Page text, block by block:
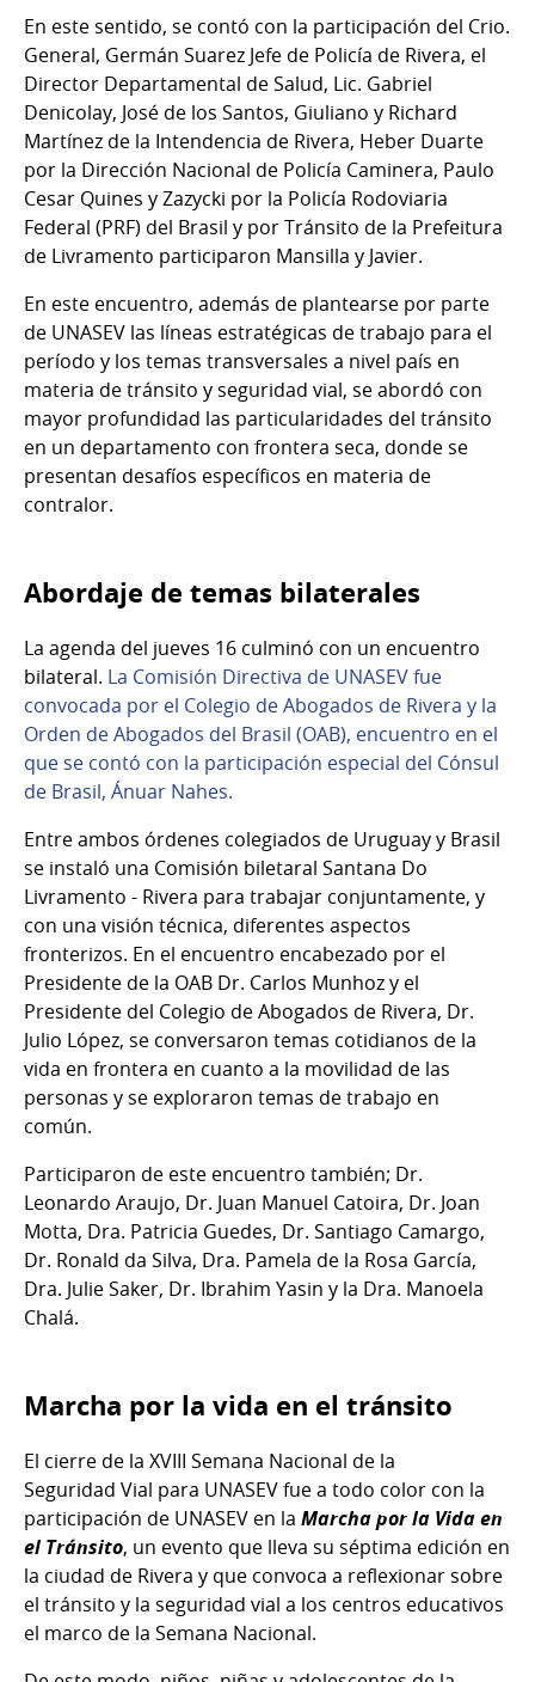
En este sentido, se contó con la participación del Crio.
General, Germán Suarez Jefe de Policía de Rivera, el
Director Departamental de Salud, Lic. Gabriel
Denicolay, José de los Santos, Giuliano y Richard
Martínez de la Intendencia de Rivera, Heber Duarte
por la Dirección Nacional de Policía Caminera, Paulo
Cesar Quines y Zazycki por la Policía Rodoviaria
Federal (PRF) del Brasil y por Tránsito de la Prefeitura
de Livramento participaron Mansilla y Javier.
En este encuentro, además de plantearse por parte
de UNASEV las líneas estratégicas de trabajo para el
período y los temas transversales a nivel país en
materia de tránsito y seguridad vial, se abordó con
mayor profundidad las particularidades del tránsito
en un departamento con frontera seca, donde se
presentan desafíos específicos en materia de
contralor.
Abordaje de temas bilaterales
La agenda del jueves 16 culminó con un encuentro
bilateral. La Comisión Directiva de UNASEV fue
convocada por el Colegio de Abogados de Rivera y la
Orden de Abogados del Brasil (OAB), encuentro en el
que se contó con la participación especial del Cónsul
de Brasil, Ánuar Nahes.
Entre ambos órdenes colegiados de Uruguay y Brasil
se instaló una Comisión biletaral Santana Do
Livramento - Rivera para trabajar conjuntamente, y
con una visión técnica, diferentes aspectos
fronterizos. En el encuentro encabezado por el
Presidente de la OAB Dr. Carlos Munhoz y el
Presidente del Colegio de Abogados de Rivera, Dr.
Julio López, se conversaron temas cotidianos de la
vida en frontera en cuanto a la movilidad de las
personas y se exploraron temas de trabajo en
común.
Participaron de este encuentro también; ⁠Dr.
Leonardo Araujo, Dr. Juan Manuel Catoira, Dr. Joan
Motta, Dra. Patricia Guedes, ⁠Dr. Santiago Camargo,
Dr. Ronald da Silva, Dra. Pamela de la Rosa García,
Dra. Julie Saker, Dr. Ibrahim Yasin y la ⁠Dra. Manoela
Chalá.
Marcha por la vida en el tránsito
El cierre de la XVIII Semana Nacional de la
Seguridad Vial para UNASEV fue a todo color con la
participación de UNASEV en la Marcha por la Vida en
el Tránsito, un evento que lleva su séptima edición en
la ciudad de Rivera y que convoca a reflexionar sobre
el tránsito y la seguridad vial a los centros educativos
el marco de la Semana Nacional.